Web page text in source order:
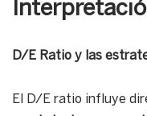
D/E Ratio y las
El D/E ratio influye